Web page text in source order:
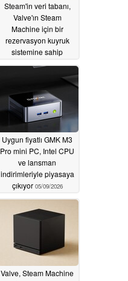
Steam'in veri tabanı,
Valve'ın Steam
Machine için bir
rezervasyon kuyruk
sistemine sahip
Uygun fiyatlı GMK M3
Pro mini PC, Intel CPU
ve lansman
indirimleriyle piyasaya
çıkıyor 05/09/2026
Valve, Steam Machine